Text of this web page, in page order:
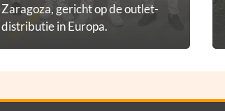
Zaragoza, gericht op de outlet-
distributie in Europa.